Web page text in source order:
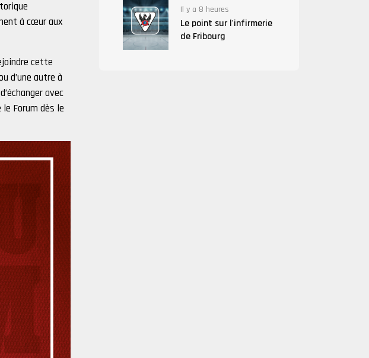
à cœur aux
cette
d’une autre à
avec
Forum dès le
Il y a 8 heures
Le point sur l'infirmerie
de Fribourg